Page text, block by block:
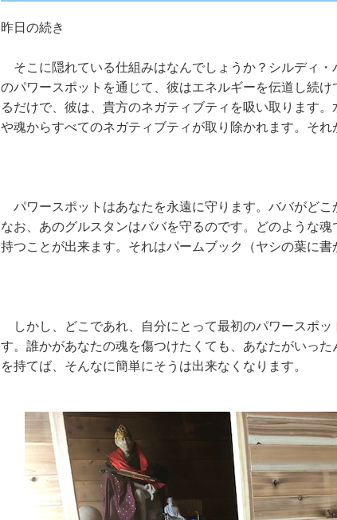
昨日の続き
そこに隠れている仕組みはなんでしょうか？シルディ・
のパワースポットを通じて、彼はエネルギーを伝道し続
るだけで、彼は、貴方のネガティブティを吸い取ります
や魂からすべてのネガティブティが取り除かれます。それ
パワースポットはあなたを永遠に守ります。ババがどこ
なお、あのグルスタンはババを守るのです。どのような
持つことが出来ます。それはパームブック（ヤシの葉に書
しかし、どこであれ、自分にとって最初のパワースポッ
す。誰かがあなたの魂を傷つけたくても、あなたがいっ
を持てば、そんなに簡単にそうは出来なくなります。